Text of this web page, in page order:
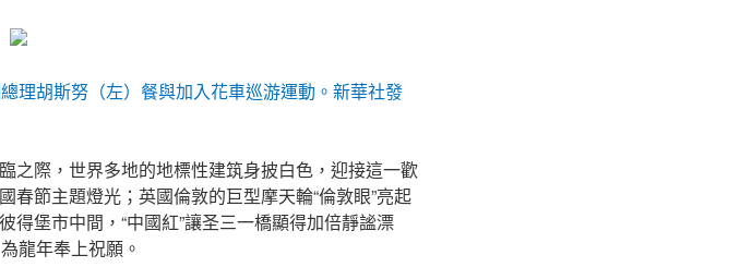
理胡斯努（左）餐與加入花車巡游運動。新華社發
之際，世界多地的地標性建筑身披白色，迎接這一歡
節主題燈光；英國倫敦的巨型摩天輪“倫敦眼”亮起
得堡市中間，“中國紅”讓圣三一橋顯得加倍靜謐漂
龍年奉上祝願。